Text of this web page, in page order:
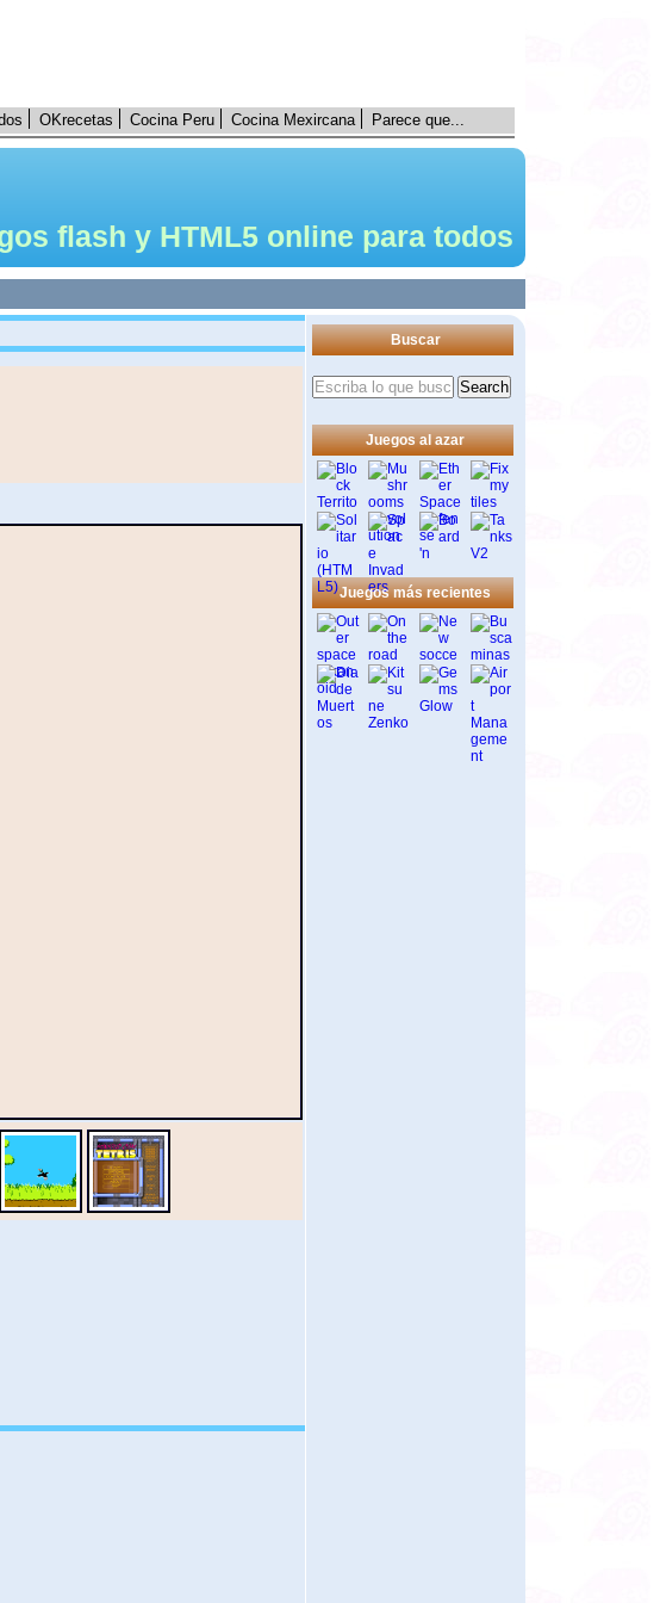
OKrecetas Cocina Peru Cocina Mexircana Parece que...
flash y HTML5 online para todos
Buscar
Juegos al azar
Juegos más recientes